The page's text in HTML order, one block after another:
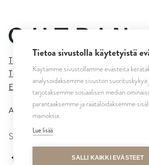
Tietosuojaseloste
Tilaus- ja toimitusehdot
Evästeasetukset
All rights reserved © CUTRIN
SEURAA MEITÄ
Tietoa sivustolla käytetyistä
Käytämme sivustollamme evästeitä
analysoidaksemme sivuston
tarjotaksemme sosiaalisen median
parantaaksemme ja räätälöidäksemme
mainoksia.
Lue lisää
SALLI KAIKKI EVÄSTEET